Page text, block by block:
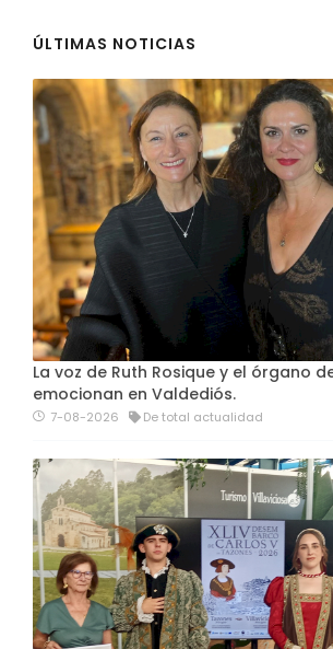
ÚLTIMAS NOTICIAS
La voz de Ruth Rosique y el órgano
emocionan en Valdediós.
7-08-2026 De total actualidad